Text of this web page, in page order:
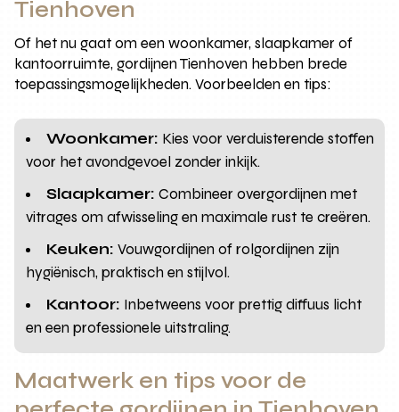
Tienhoven
Of het nu gaat om een woonkamer, slaapkamer of
kantoorruimte, gordijnen Tienhoven hebben brede
toepassingsmogelijkheden. Voorbeelden en tips:
Woonkamer: Kies voor verduisterende stoffen
voor het avondgevoel zonder inkijk.
Slaapkamer: Combineer overgordijnen met
vitrages om afwisseling en maximale rust te creëren.
Keuken: Vouwgordijnen of rolgordijnen zijn
hygiënisch, praktisch en stijlvol.
Kantoor: Inbetweens voor prettig diffuus licht
en een professionele uitstraling.
Maatwerk en tips voor de